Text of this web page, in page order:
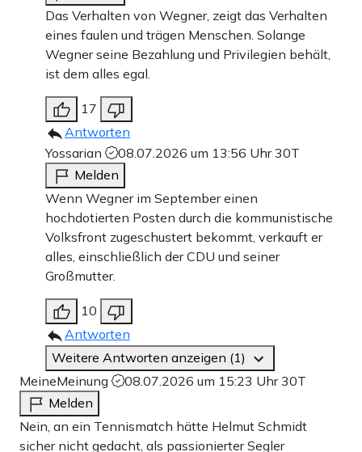
Das Verhalten von Wegner, zeigt das Verhalten
eines faulen und trägen Menschen. Solange
Wegner seine Bezahlung und Privilegien behält,
ist dem alles egal.
17
Antworten
Yossarian
08.07.2026 um 13:56 Uhr30T
Melden
Wenn Wegner im September einen
hochdotierten Posten durch die kommunistische
Volksfront zugeschustert bekommt, verkauft er
alles, einschließlich der CDU und seiner
Großmutter.
10
Antworten
Weitere Antworten anzeigen (1)
MeineMeinung
08.07.2026 um 15:23 Uhr30T
Melden
Nein, an ein Tennismatch hätte Helmut Schmidt
sicher nicht gedacht, als passionierter Segler